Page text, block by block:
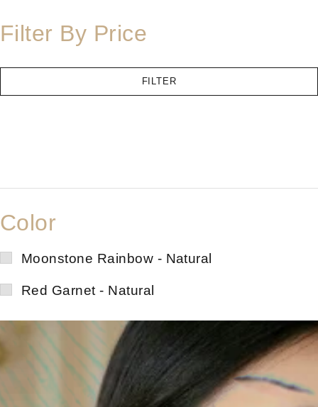
Filter By Price
FILTER
Color
Moonstone Rainbow - Natural
Red Garnet - Natural